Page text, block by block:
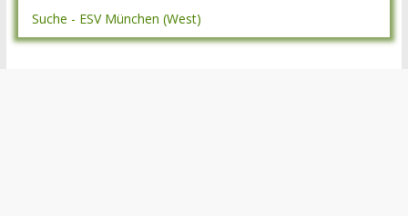
Suche - ESV München (West)